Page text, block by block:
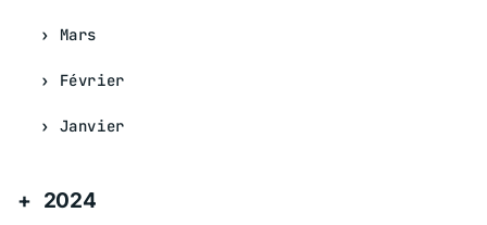
Mars
Février
Janvier
2024